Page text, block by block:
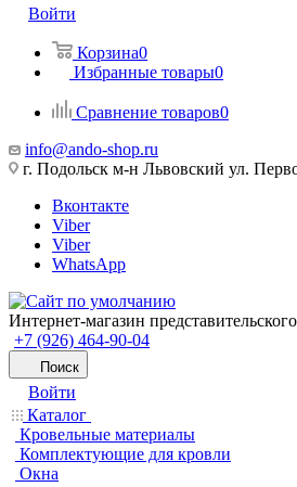
Войти
Корзина0
Избранные товары0
Сравнение товаров0
info@ando-shop.ru
г. Подольск м-н Львовский ул.
Вконтакте
Viber
Viber
WhatsApp
Интернет-магазин
+7 (926) 464-90-04
Поиск
Войти
Каталог
Кровельные материалы
Комплектующие для кровли
Окна